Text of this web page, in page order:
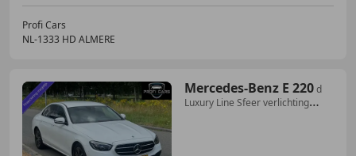
Profi Cars
NL-1333 HD ALMERE
Mercedes-Benz E 220d
Luxury Line Sfeer verlichting